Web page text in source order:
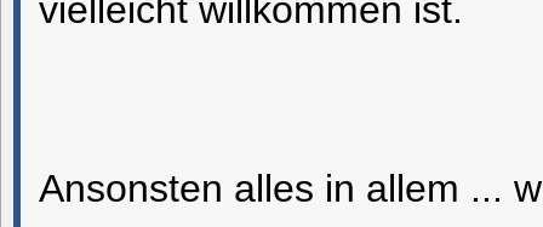
vielleicht willkommen ist.
Ansonsten alles in allem ...